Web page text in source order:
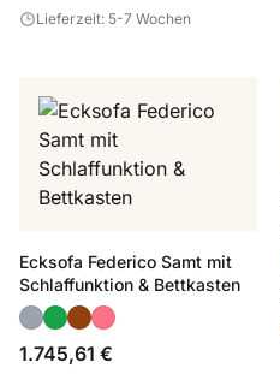
Lieferzeit: 5-7 Wochen
Ecksofa Federico Samt mit
Schlaffunktion & Bettkasten
1.745,61 €